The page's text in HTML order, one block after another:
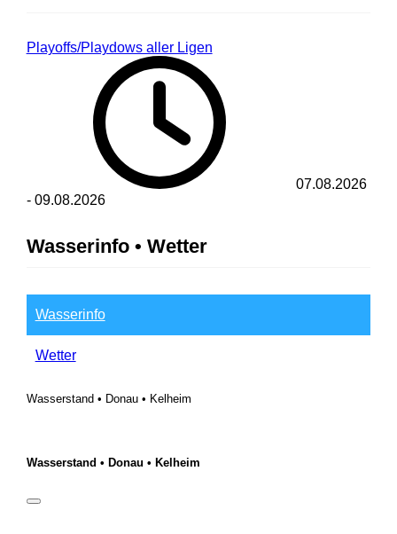
Playoffs/Playdows aller Ligen
07.08.2026
- 09.08.2026
Wasserinfo • Wetter
Wasserinfo
Wetter
Wasserstand • Donau • Kelheim
Wasserstand • Donau • Kelheim